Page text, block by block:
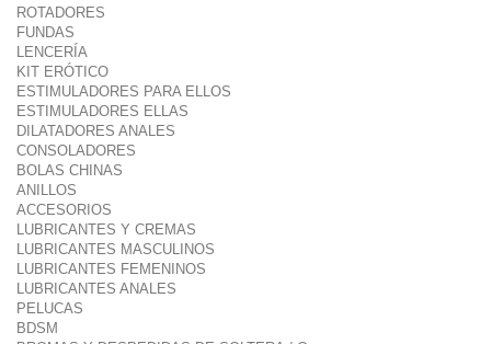
ROTADORES
FUNDAS
LENCERÍA
KIT ERÓTICO
ESTIMULADORES PARA ELLOS
ESTIMULADORES ELLAS
DILATADORES ANALES
CONSOLADORES
BOLAS CHINAS
ANILLOS
ACCESORIOS
LUBRICANTES Y CREMAS
LUBRICANTES MASCULINOS
LUBRICANTES FEMENINOS
LUBRICANTES ANALES
PELUCAS
BDSM